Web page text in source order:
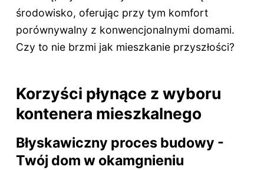
środowisko, oferując przy tym komfort
porównywalny z konwencjonalnymi domami.
Czy to nie brzmi jak mieszkanie przyszłości?
Korzyści płynące z wyboru
kontenera mieszkalnego
Błyskawiczny proces budowy -
Twój dom w okamgnieniu